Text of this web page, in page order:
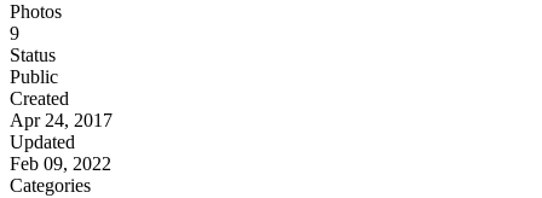
Photos
9
Status
Public
Created
Apr 24, 2017
Updated
Feb 09, 2022
Categories